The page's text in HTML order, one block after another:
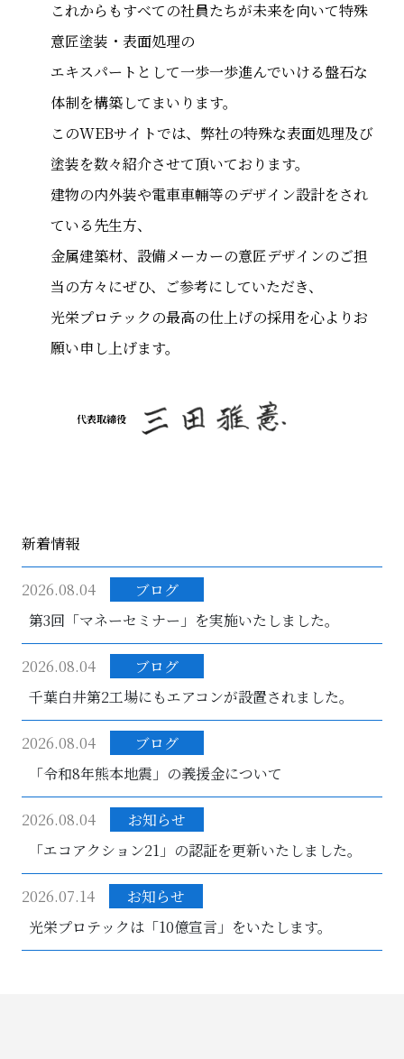
これからもすべての社員たちが未来を向いて特殊
意匠塗装・表面処理の
エキスパートとして一歩一歩進んでいける盤石な
体制を構築してまいります。
このWEBサイトでは、弊社の特殊な表面処理及び
塗装を数々紹介させて頂いております。
建物の内外装や電車車輛等のデザイン設計をされ
ている先生方、
金属建築材、設備メーカーの意匠デザインのご担
当の方々にぜひ、ご参考にしていただき、
光栄プロテックの最高の仕上げの採用を心よりお
願い申し上げます。
代表取締役
新着情報
2026.08.04
ブログ
第3回「マネーセミナー」を実施いたしました。
2026.08.04
ブログ
千葉白井第2工場にもエアコンが設置されました。
2026.08.04
ブログ
「令和8年熊本地震」の義援金について
2026.08.04
お知らせ
「エコアクション21」の認証を更新いたしました。
2026.07.14
お知らせ
光栄プロテックは「10億宣言」をいたします。